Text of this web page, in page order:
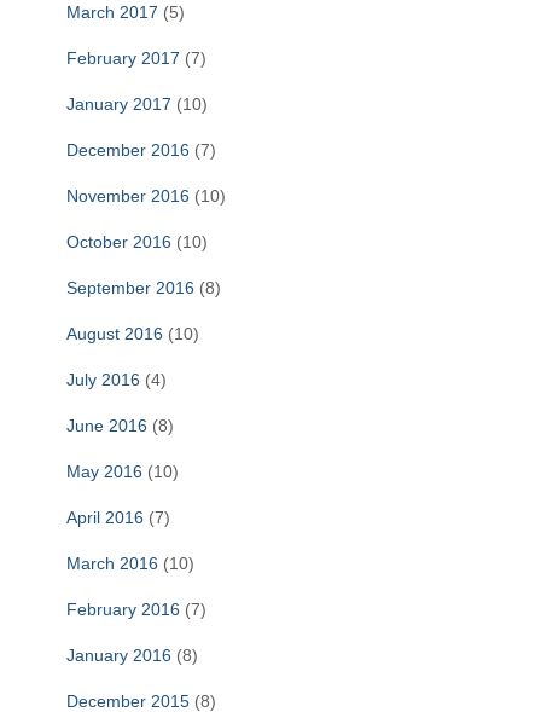
March 2017 (5)
February 2017 (7)
January 2017 (10)
December 2016 (7)
November 2016 (10)
October 2016 (10)
September 2016 (8)
August 2016 (10)
July 2016 (4)
June 2016 (8)
May 2016 (10)
April 2016 (7)
March 2016 (10)
February 2016 (7)
January 2016 (8)
December 2015 (8)